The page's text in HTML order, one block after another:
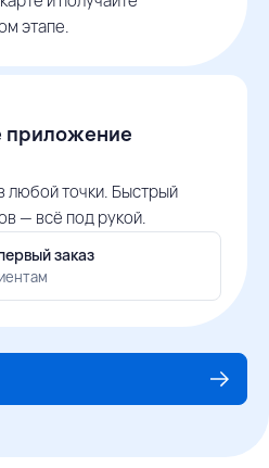
этапе.
приложение
любой точки. Быстрый
— всё под рукой.
заказ